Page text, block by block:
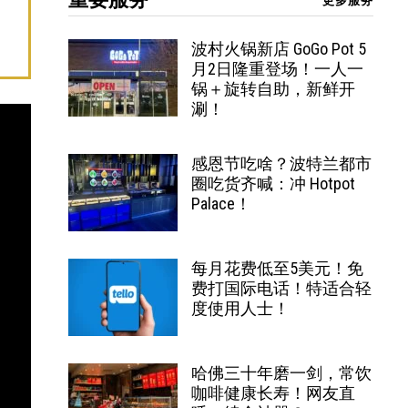
波村火锅新店 GoGo Pot 5
月2日隆重登场！一人一
锅＋旋转自助，新鲜开
涮！
感恩节吃啥？波特兰都市
圈吃货齐喊：冲 Hotpot
Palace！
每月花费低至5美元！免
费打国际电话！特适合轻
度使用人士！
哈佛三十年磨一剑，常饮
咖啡健康长寿！网友直